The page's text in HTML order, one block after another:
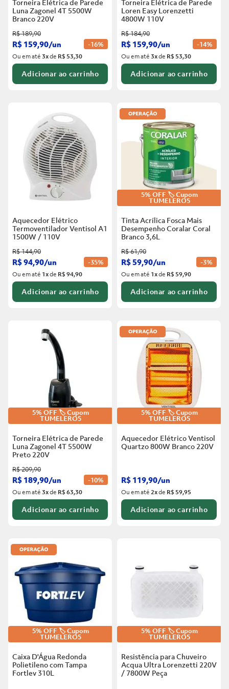
Torneira Elétrica de Parede
Luna Zagonel 4T 5500W
Branco 220V
R$189,90
R$ 159,90/un -16%
Ou em até3xde R$ 53,30
Adicionar ao carrinho
Torneira Elétrica de Parede
Loren Easy Lorenzetti
4800W 110V
R$184,90
R$ 159,90/un -14%
Ou em até3xde R$ 53,30
Adicionar ao carrinho
Aquecedor Elétrico
Termoventilador Ventisol A1
1500W / 110V
R$144,90
R$94,90/un -35%
Ou em até 1xde R$ 94,90
Adicionar ao carrinho
5% OFF 🏷️ Cupom
TUMELERO5
Tinta Acrílica Fosca Mais
Desempenho Coralar Coral
Branco 3,6L
R$61,90
R$59,90/un -3%
Ou em até 1xde R$ 59,90
Adicionar ao carrinho
5% OFF 🏷️ Cupom
TUMELERO5
Torneira Elétrica de Parede
Luna Zagonel 4T 5500W
Preto 220V
R$209,90
R$ 189,90/un -10%
Ou em até3xde R$ 63,30
Adicionar ao carrinho
5% OFF 🏷️ Cupom
TUMELERO5
Aquecedor Elétrico Ventisol
Quartzo 800W Branco 220V
R$ 119,90/un
Ou em até2xde R$ 59,95
Adicionar ao carrinho
5% OFF 🏷️ Cupom
TUMELERO5
Caixa D'Água Redonda
Polietileno com Tampa
Fortlev 310L
5% OFF 🏷️ Cupom
TUMELERO5
Resistência para Chuveiro
Acqua Ultra Lorenzetti 220V
/ 7800W Peça